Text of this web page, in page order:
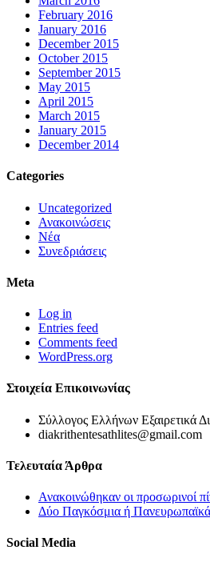
February 2016
January 2016
December 2015
October 2015
September 2015
May 2015
April 2015
March 2015
January 2015
December 2014
Categories
Uncategorized
Ανακοινώσεις
Νέα
Συνεδριάσεις
Meta
Log in
Entries feed
Comments feed
WordPress.org
Στοιχεία Επικοινωνίας
Σύλλογος Ελλήνων Εξαιρετικά
diakrithentesathlites@gmail.com
Τελευταία Άρθρα
Ανακοινώθηκαν οι προσωρινοί
Δύο Παγκόσμια ή Πανευρωπαϊκά
Social Media